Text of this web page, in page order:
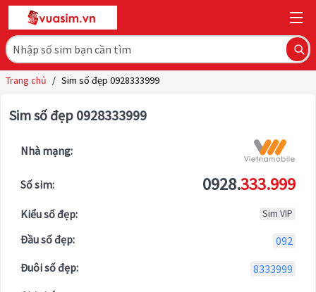
Trang chủ / Sim số đẹp 0928333999
Sim số đẹp 0928333999
Nhà mạng:
Số sim: 0928.333.999
Kiểu số đẹp: Sim VIP
Đầu số đẹp:
092
Đuôi số đẹp:
8333999